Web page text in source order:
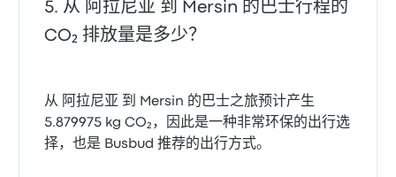
从 阿拉尼亚 到 Mersin 的巴士行程的
CO₂ 排放量是多少？
从 阿拉尼亚 到 Mersin 的巴士之旅预计产生
5.879975 kg CO₂，因此是一种非常环保的出行选
择，也是 Busbud 推荐的出行方式。